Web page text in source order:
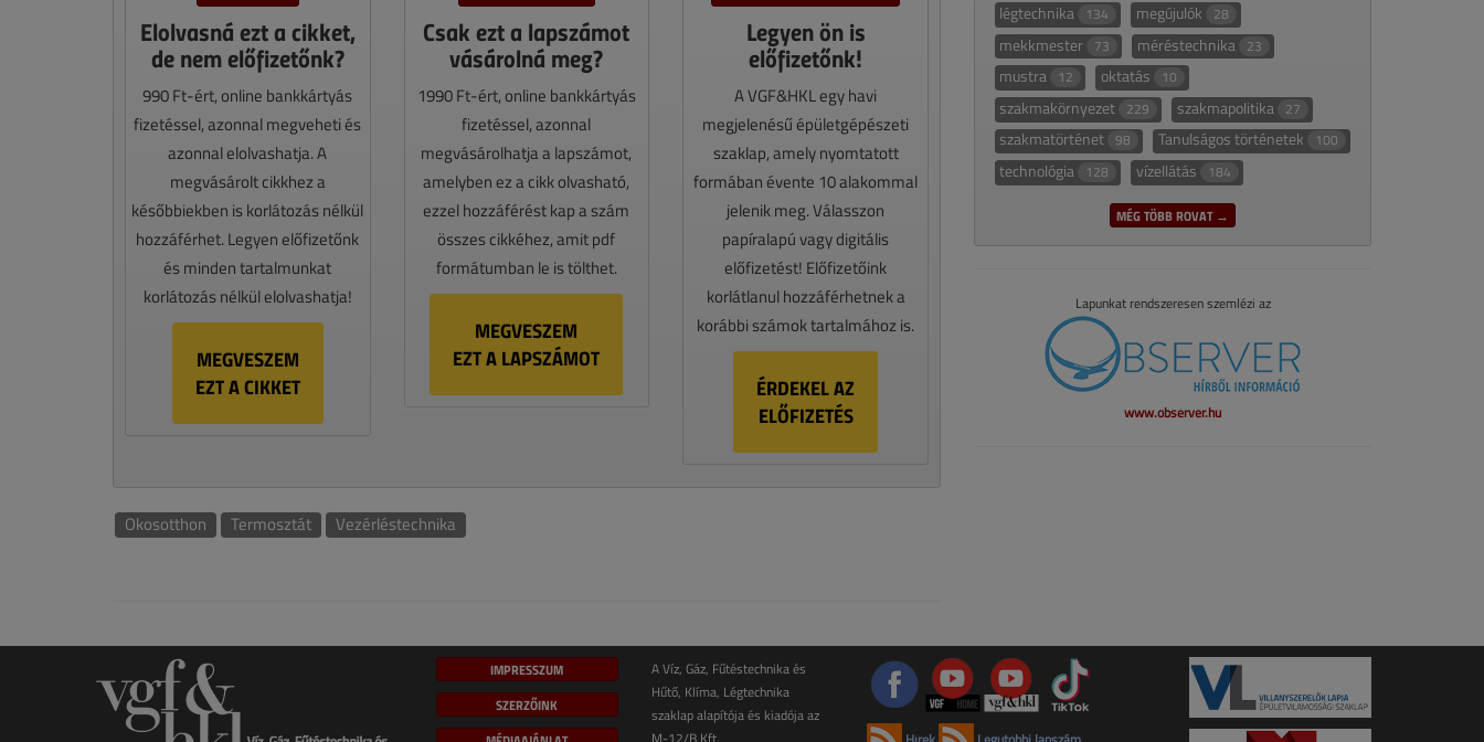
Elolvasná ezt a cikket,
de nem előfizetőnk?
990 Ft-ért, online bankkártyás
fizetéssel, azonnal megveheti és
azonnal elolvashatja. A
megvásárolt cikkhez a
későbbiekben is korlátozás nélkül
hozzáférhet. Legyen előfizetőnk
és minden tartalmunkat
korlátozás nélkül elolvashatja!
MEGVESZEM
EZT A CIKKET
Csak ezt a lapszámot
vásárolná meg?
1990 Ft-ért, online bankkártyás
fizetéssel, azonnal
megvásárolhatja a lapszámot,
amelyben ez a cikk olvasható,
ezzel hozzáférést kap a szám
összes cikkéhez, amit pdf
formátumban le is tölthet.
MEGVESZEM
EZT A LAPSZÁMOT
Legyen ön is
előfizetőnk!
A VGF&HKL egy havi
megjelenésű épületgépészeti
szaklap, amely nyomtatott
formában évente 10 alakommal
jelenik meg. Válasszon
papíralapú vagy digitális
előfizetést! Előfizetőink
korlátlanul hozzáférhetnek a
korábbi számok tartalmához is.
ÉRDEKEL AZ
ELŐFIZETÉS
Okosotthon Termosztát Vezérléstechnika
légtechnika 134 megújulók 28
mekkmester 73 méréstechnika 23
mustra 12 oktatás 10
szakmakörnyezet 229 szakmapolitika 27
szakmatörténet 98 Tanulságos történetek 100
technológia 128 vízellátás 184
MÉG TÖBB ROVAT →
Lapunkat rendszeresen szemlézi az
www.observer.hu
IMPRESSZUM
SZERZŐINK
A Víz, Gáz, Fűtéstechnika és
Hűtő, Klíma, Légtechnika
szaklap alapítója és kiadója az
M-12/B Kft.